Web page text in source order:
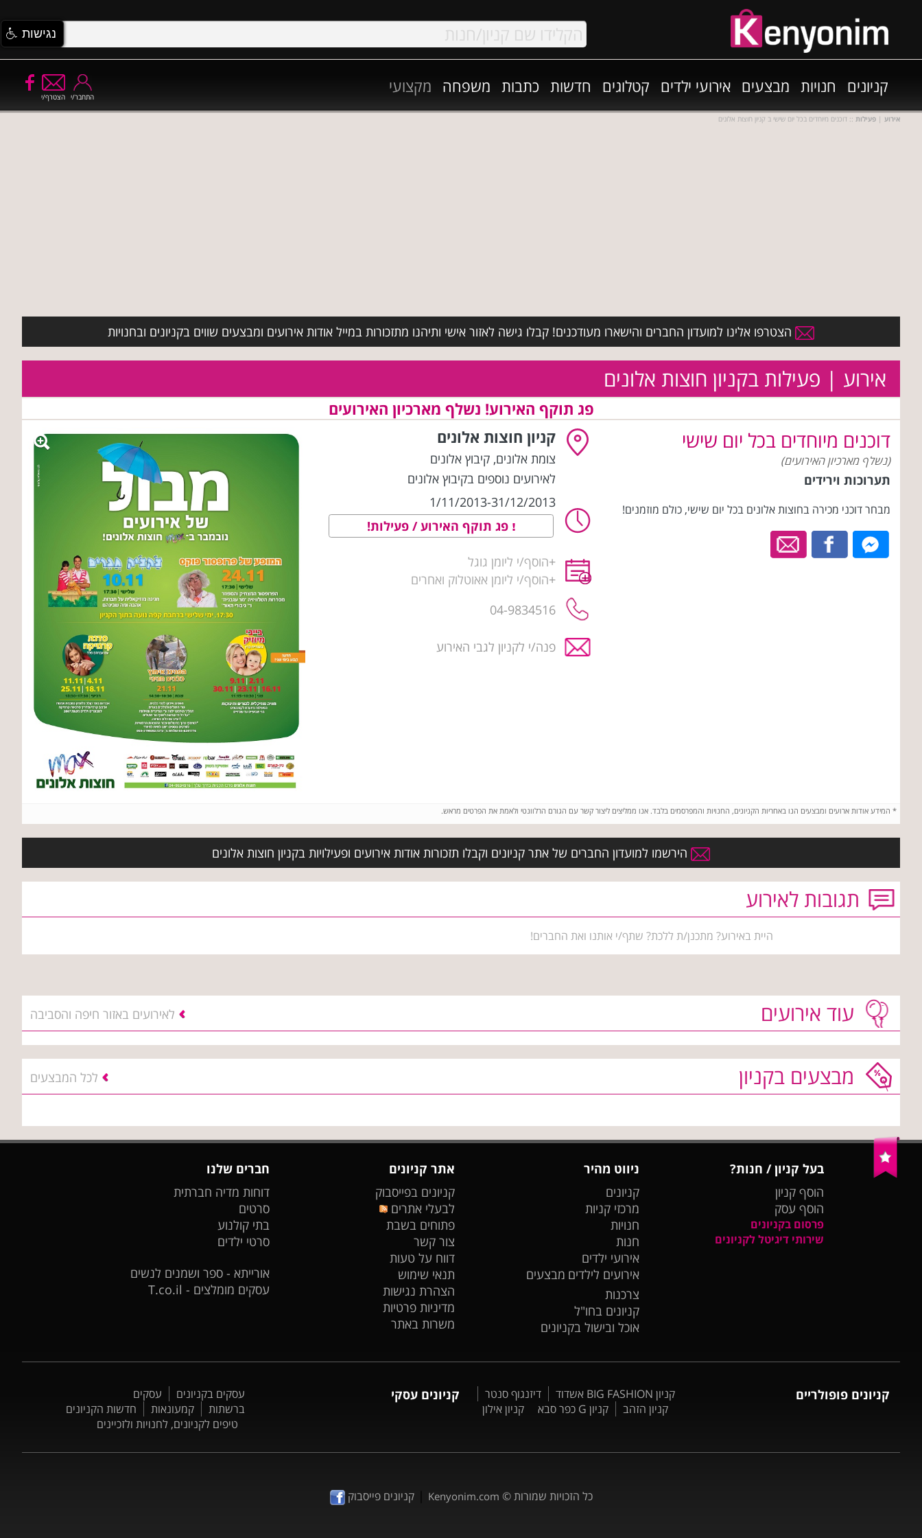
קניונים חנויות מבצעים אירועי ילדים קטלוגים חדשות כתבות משפחה מקצועי
הצטרף/י התחבר/י
אירוע | פעילות :: דוכנים מיוחדים בכל יום שישי ב קניון חוצות אלונים
הצטרפו אלינו למועדון החברים והישארו מעודכנים! קבלו גישה לאזור אישי ותיהנו מתזכורות במייל אודות אירועים ומבצעים שווים בקניונים ובחנויות
אירוע | פעילות בקניון חוצות אלונים
פג תוקף האירוע! נשלף מארכיון האירועים
דוכנים מיוחדים בכל יום שישי
(נשלף מארכיון האירועים)
תערוכות וירידים
מבחר דוכני מכירה בחוצות אלונים בכל יום שישי, כולם מוזמנים!
קניון חוצות אלונים
צומת אלונים, קיבוץ אלונים
לאירועים נוספים בקיבוץ אלונים
1/11/2013-31/12/2013
פג תוקף האירוע / פעילות!
+הוסף/י ליומן גוגל
+הוסף/י ליומן אאוטלוק ואחרים
04-9834516
פנה/י לקניון לגבי האירוע
* המידע אודות ארועים ומבצעים הנו באחריות הקניונים, החנויות והמפרסמים בלבד. אנו ממליצים ליצור קשר עם הגורם הרלוונטי ולאמת את הפרטים מראש.
הירשמו למועדון החברים של אתר קניונים וקבלו תזכורות אודות אירועים ופעילויות בקניון חוצות אלונים
תגובות לאירוע
היית באירוע? מתכנן/ת ללכת? שתף/י אותנו ואת החברים!
עוד אירועים לאירועים באזור חיפה והסביבה
מבצעים בקניון לכל המבצעים
בעל קניון / חנות?
הוסף קניון
הוסף עסק
פרסום בקניונים
שירותי דיגיטל לקניונים
ניווט מהיר
קניונים
מרכזי קניות
חנויות
חנות
אירועי ילדים
אירועים לילדים מבצעים
צרכנות
קניונים בחו"ל
אוכל ובישול בקניונים
אתר קניונים
קניונים בפייסבוק
לבעלי אתרים
פתוחים בשבת
צור קשר
דווח על טעות
תנאי שימוש
הצהרת נגישות
מדיניות פרטיות
משרות באתר
חברים שלנו
דוחות מדיה חברתית
סרטים
בתי קולנוע
סרטי ילדים
אורייתא - ספר ושמנים לנשים
עסקים מומלצים - T.co.il
קניונים פופולריים קניון BIG FASHION אשדוד
דיזנגוף סנטר
קניון הזהב
קניון G כפר סבא קניון אילון
קניונים עסקי עסקים בקניונים
עסקים
ברשתות
קמעונאות
חדשות הקניונים
טיפים לקניונים, לחנויות ולזכיינים
כל הזכויות שמורות © Kenyonim.com
|קניונים פייסבוק
נגישות